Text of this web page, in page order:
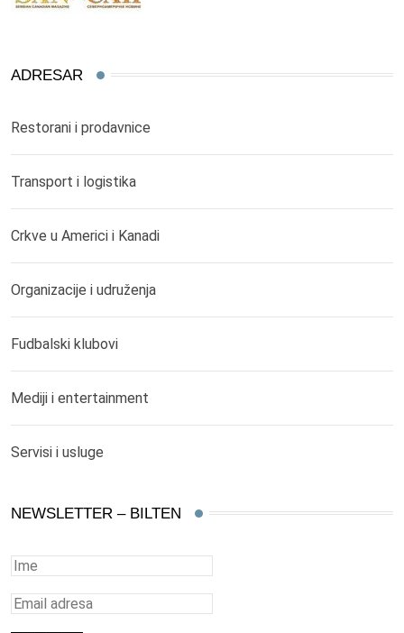
ADRESAR
Restorani i prodavnice
Transport i logistika
Crkve u Americi i Kanadi
Organizacije i udruženja
Fudbalski klubovi
Mediji i entertainment
Servisi i usluge
NEWSLETTER – BILTEN